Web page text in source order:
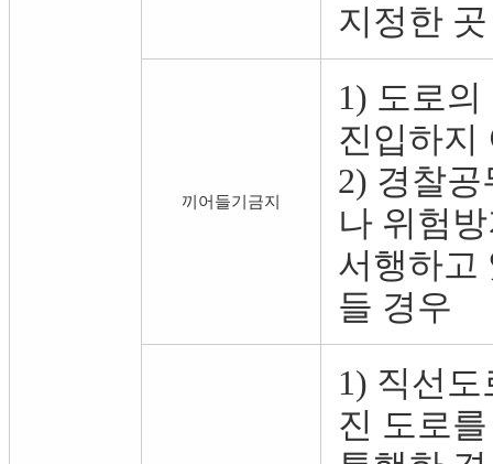
지정한 곳
끼어들기금지
1) 도로
진입하지
2) 경찰
나 위험
서행하고
들 경우
1) 직선
진 도로